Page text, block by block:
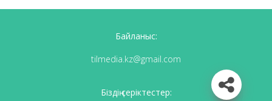
Байланыс:
tilmedia.kz@gmail.com
Біздің серіктестер: